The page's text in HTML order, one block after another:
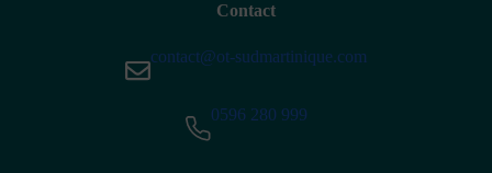
Contact
contact@ot-sudmartinique.com
0596 280 999